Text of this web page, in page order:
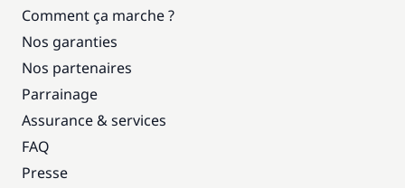
Comment ça marche ?
Nos garanties
Nos partenaires
Parrainage
Assurance & services
FAQ
Presse